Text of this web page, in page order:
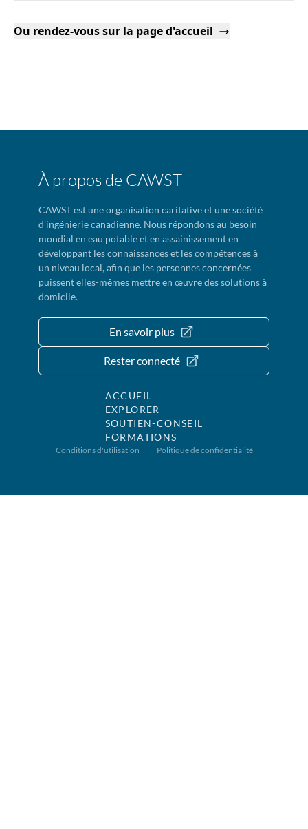
Ou rendez-vous sur la page d'accueil
À propos de CAWST
CAWST est une organisation caritative et une société
d'ingénierie canadienne. Nous répondons au besoin
mondial en eau potable et en assainissement en
développant les connaissances et les compétences à
un niveau local, afin que les personnes concernées
puissent elles-mêmes mettre en œuvre des solutions à
domicile.
En savoir plus
Rester connecté
ACCUEIL
EXPLORER
SOUTIEN-CONSEIL
FORMATIONS
Conditions d'utilisation Politique de confidentialité